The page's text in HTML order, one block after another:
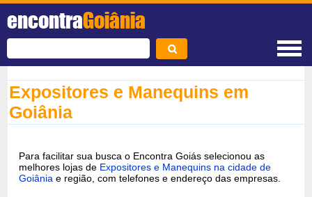
encontraGoiânia
Expositores e Manequins em
Goiânia
Para facilitar sua busca o Encontra Goiás selecionou as
melhores lojas de Expositores e Manequins na cidade de
Goiânia e região, com telefones e endereço das empresas.